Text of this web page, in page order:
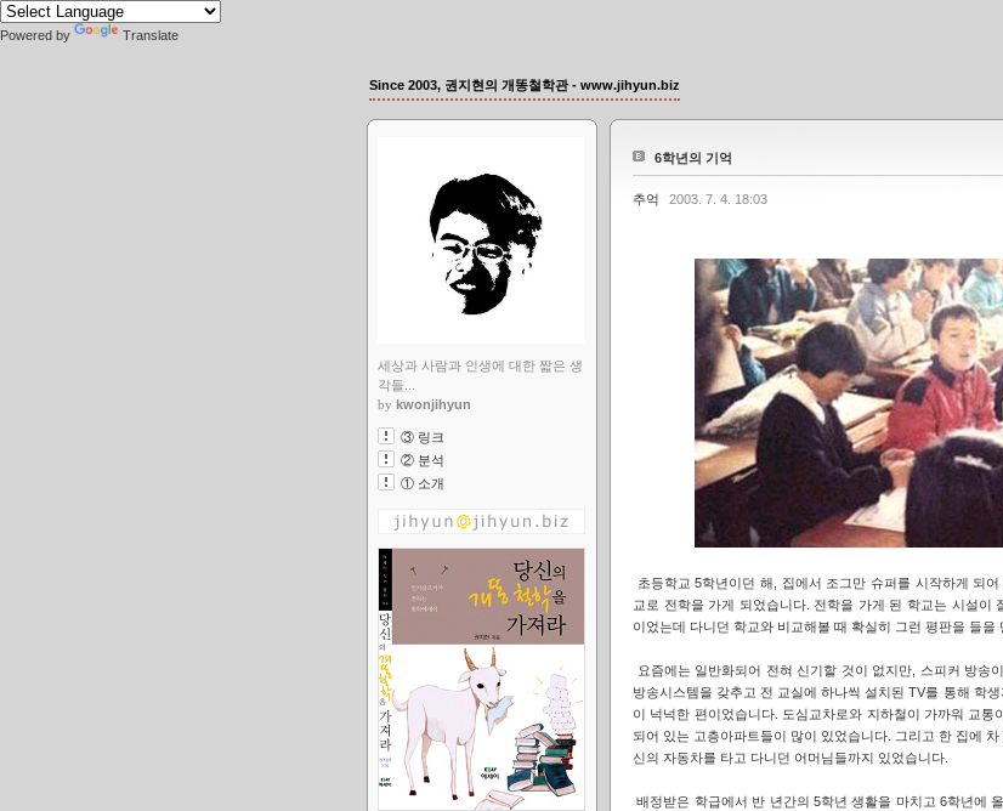
Powered by Translate
Since 2003, 권지현의 개똥철학관 - www.jihyun.biz
6학년의 기억
추억 2003. 7. 4. 18:03
초등학교 5학년이던 해, 집에서 조그만 슈퍼를 시작하게 되
교로 전학을 가게 되었습니다. 전학을 가게 된 학교는 시설이
이었는데 다니던 학교와 비교해볼 때 확실히 그런 평판을 들을
요즘에는 일반화되어 전혀 신기할 것이 없지만, 스피커 방송
방송시스템을 갖추고 전 교실에 하나씩 설치된 TV를 통해 학
이 넉넉한 편이었습니다. 도심교차로와 지하철이 가까워 교
되어 있는 고층아파트들이 많이 있었습니다. 그리고 한 집에
신의 자동차를 타고 다니던 어머님들까지 있었습니다.
배정받은 학급에서 반 년간의 5학년 생활을 마치고 6학년에
세상과 사람과 인생에 대한 짧은 생
각들...
by kwonjihyun
③ 링크
② 분석
① 소개